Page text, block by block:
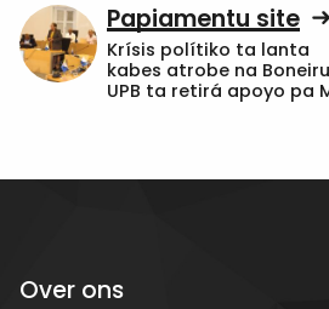
Papiamentu site
Krísis polítiko ta lanta
kabes atrobe na
UPB ta retirá apoyo pa
Over ons